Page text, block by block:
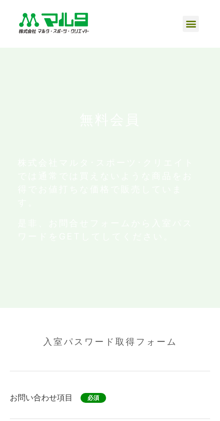
入室パスワード取得フォーム
お問い合わせ項目 必須